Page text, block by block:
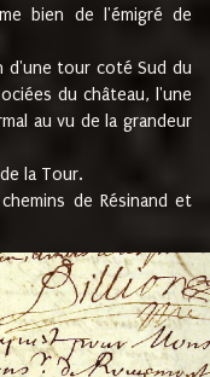
bien de l'émigré de
d'une tour coté Sud du
du château, l'une
au vu de la grandeur
la Tour.
de Résinand et